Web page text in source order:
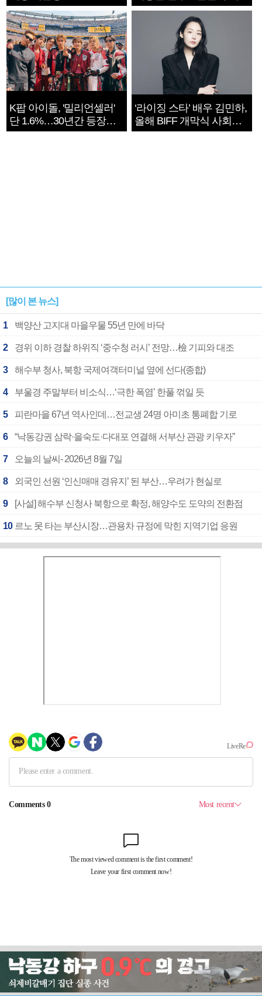
지는 ‘전쟁 속죄’
K팝 아이돌, '밀리언셀러'
단 1.6%…30년간 등장
1182개팀 전수조사
‘라이징 스타’ 배우 김민하,
올해 BIFF 개막식 사회자
확정
[많이 본 뉴스]
1 백양산 고지대 마을우물 55년 만에 바닥
2 경위 이하 경찰 하위직 ‘중수청 러시’ 전망…檢 기피와 대조
3 해수부 청사, 북항 국제여객터미널 옆에 선다(종합)
4 부울경 주말부터 비소식…‘극한 폭염’ 한풀 꺾일 듯
5 피란마을 67년 역사인데…전교생 24명 아미초 통폐합 기로
6 “낙동강권 삼락·을숙도·다대포 연결해 서부산 관광 키우자”
7 오늘의 날씨- 2026년 8월 7일
8 외국인 선원 ‘인신매매 경유지’ 된 부산…우려가 현실로
9 [사설] 해수부 신청사 북항으로 확정, 해양수도 도약의 전환점
10 르노 못 타는 부산시장…관용차 규정에 막힌 지역기업 응원